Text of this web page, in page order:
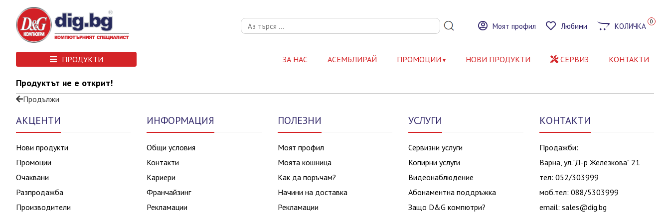
Моят профил Любими КОЛИЧКА 0
ПРОДУКТИ ЗА НАС АСЕМБЛИРАЙ ПРОМОЦИИ НОВИ ПРОДУКТИ СЕРВИЗ КОНТАКТИ
Продуктът не е открит!
Продължи
АКЦЕНТИ
Нови продукти
Промоции
Очаквани
Разпродажба
Производители
ИНФОРМАЦИЯ
Общи условия
Контакти
Кариери
Франчайзинг
Рекламации
ПОЛЕЗНИ
Моят профил
Моята кошница
Как да поръчам?
Начини на доставка
Рекламации
УСЛУГИ
Сервизни услуги
Копирни услуги
Видеонаблюдение
Абонаментна поддръжка
Защо D&G компютри?
КОНТАКТИ
Продажби:
Варна, ул."Д-р Железкова" 21
тел: 052/303999
моб.тел: 088/5303999
email: sales@dig.bg